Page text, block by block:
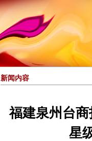
新闻内容
福建泉州台
星